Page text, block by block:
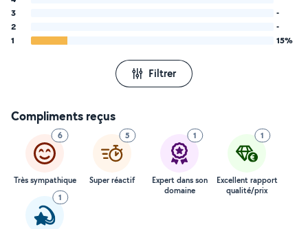
3
-
2
-
1
15%
Filtrer
Compliments reçus
6
Très sympathique
5
Super réactif
1
Expert dans son
domaine
1
Excellent rapport
qualité/prix
1